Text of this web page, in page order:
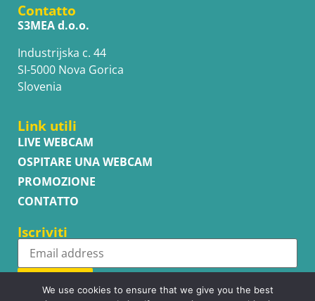
Contatto
S3MEA d.o.o.
Industrijska c. 44
SI-5000 Nova Gorica
Slovenia
Link utili
LIVE WEBCAM
OSPITARE UNA WEBCAM
PROMOZIONE
CONTATTO
Iscriviti
Subscribe
We use cookies to ensure that we give you the best